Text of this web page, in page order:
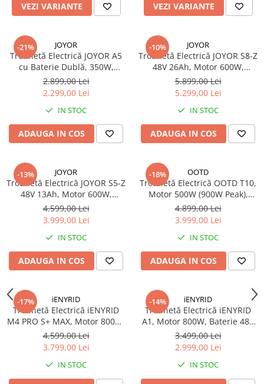
Discuri de frana
Etrieri
Cabluri de frână
Manete de frână
Consumabile & Unelte
Conectori
Organizatoare cabluri
Unelte & truse
Rulouri de nichel
Tuburi termocontractabile
Șuruburi / kituri prindere
Publicitate & elemente expo
VEZI VARIANTE VEZI VARIANTE
-21% JOYOR
Trotinetă Electrică JOYOR A5
cu Baterie Dublă, 350W,
Autonomie 35 km, Aplicație
Bluetooth, Roți Pline 8”, Cadru
Magneziu
2.899,00 Lei
2.299,00 Lei
IN STOC
ADAUGA IN COS
-10% JOYOR
Trotinetă Electrică JOYOR S8-Z
48V 26Ah, Motor 600W,
Autonomie 40–55 km,
Suspensie Completă, Frâne pe
Disc
5.899,00 Lei
5.299,00 Lei
IN STOC
ADAUGA IN COS
-13% JOYOR
Trotinetă Electrică JOYOR S5-Z
48V 13Ah, Motor 600W,
Autonomie 40–55 km,
Suspensie Completă, Frâne pe
Disc
4.599,00 Lei
3.999,00 Lei
IN STOC
ADAUGA IN COS
-18% OOTD
Trotinetă Electrică OOTD T10,
Motor 500W (900W Peak),
Baterie 48V 13Ah, Autonomie
35–45 km, Roți Pneumatice
11”, Suspensie Față & Spate,
Frâne pe Disc
4.899,00 Lei
3.999,00 Lei
IN STOC
ADAUGA IN COS
-17% iENYRID
Trotinetă Electrică iENYRID
M4 PRO S+ MAX, Motor 800W,
Baterie 48V 20Ah, Autonomie
40–75 km, Roți Pneumatice
10”, Suspensie Completă, Șa
Inclusă
4.599,00 Lei
3.799,00 Lei
IN STOC
-14% iENYRID
Trotinetă Electrică iENYRID
A1, Motor 800W, Baterie 48V
12.5Ah, Viteză Max. 45 km/h,
Roți Pneumatice 10”,
Suspensie Dublă
3.499,00 Lei
2.999,00 Lei
IN STOC